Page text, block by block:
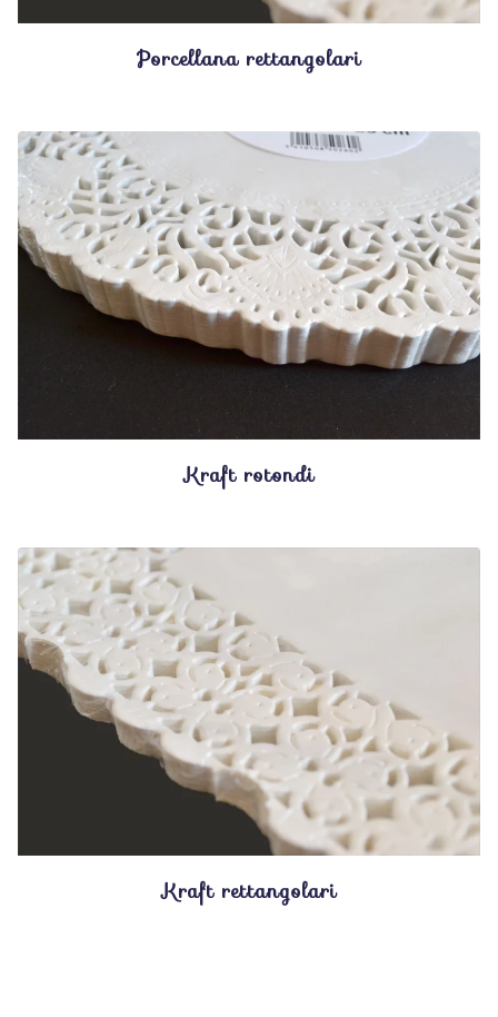
Porcellana rettangolari
Kraft rotondi
Kraft rettangolari